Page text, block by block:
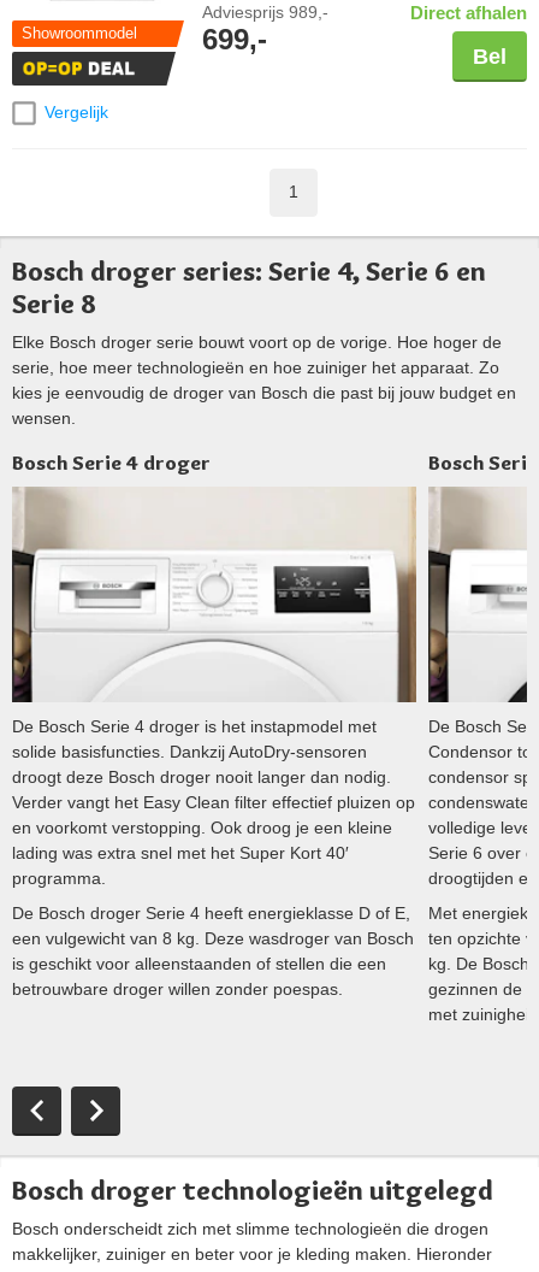
Showroommodel
Vergelijk
Adviesprijs 989,-
699,-
Direct afhalen
Bel
1
Bosch droger series: Serie 4, Serie 6 en
Serie 8
Elke Bosch droger serie bouwt voort op de vorige. Hoe hoger de
serie, hoe meer technologieën en hoe zuiniger het apparaat. Zo
kies je eenvoudig de droger van Bosch die past bij jouw budget en
wensen.
Bosch Serie 4 droger
De Bosch Serie 4 droger is het instapmodel met
solide basisfuncties. Dankzij AutoDry-sensoren
droogt deze Bosch droger nooit langer dan nodig.
Verder vangt het Easy Clean filter effectief pluizen op
en voorkomt verstopping. Ook droog je een kleine
lading was extra snel met het Super Kort 40′
programma.
De Bosch droger Serie 4 heeft energieklasse D of E,
een vulgewicht van 8 kg. Deze wasdroger van Bosch
is geschikt voor alleenstaanden of stellen die een
betrouwbare droger willen zonder poespas.
Bosch
De Bosch
Condensor
condensor
volledige
Serie 6 over
droogtijden
Met
ten opzichte
kg. De Bosch
gezinnen de
met
Bosch droger technologieën uitgelegd
Bosch onderscheidt zich met slimme technologieën die drogen
makkelijker, zuiniger en beter voor je kleding maken. Hieronder